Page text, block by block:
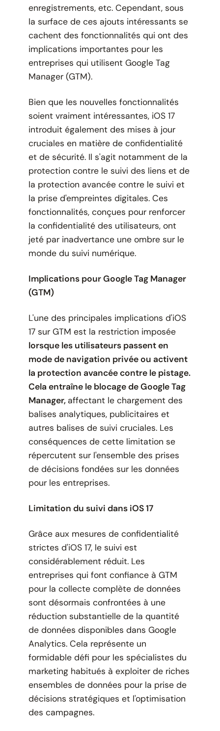
enregistrements, etc. Cependant, sous
la surface de ces ajouts intéressants se
cachent des fonctionnalités qui ont des
implications importantes pour les
entreprises qui utilisent Google Tag
Manager (GTM).
Bien que les nouvelles fonctionnalités
soient vraiment intéressantes, iOS 17
introduit également des mises à jour
cruciales en matière de confidentialité
et de sécurité. Il s'agit notamment de la
protection contre le suivi des liens et de
la protection avancée contre le suivi et
la prise d'empreintes digitales. Ces
fonctionnalités, conçues pour renforcer
la confidentialité des utilisateurs, ont
jeté par inadvertance une ombre sur le
monde du suivi numérique.
Implications pour Google Tag Manager
(GTM)
L'une des principales implications d'iOS
17 sur GTM est la restriction imposée
lorsque les utilisateurs passent en
mode de navigation privée ou activent
la protection avancée contre le pistage.
Cela entraîne le blocage de Google Tag
Manager, affectant le chargement des
balises analytiques, publicitaires et
autres balises de suivi cruciales. Les
conséquences de cette limitation se
répercutent sur l'ensemble des prises
de décisions fondées sur les données
pour les entreprises.
Limitation du suivi dans iOS 17
Grâce aux mesures de confidentialité
strictes d'iOS 17, le suivi est
considérablement réduit. Les
entreprises qui font confiance à GTM
pour la collecte complète de données
sont désormais confrontées à une
réduction substantielle de la quantité
de données disponibles dans Google
Analytics. Cela représente un
formidable défi pour les spécialistes du
marketing habitués à exploiter de riches
ensembles de données pour la prise de
décisions stratégiques et l'optimisation
des campagnes.